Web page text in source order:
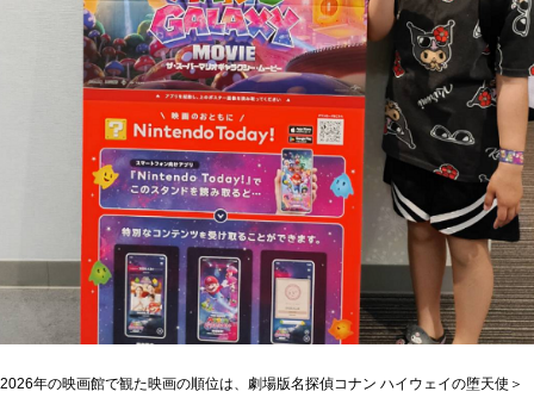
2026年の映画館で観た映画の順位は、劇場版名探偵コナン ハイウェイの堕天使＞